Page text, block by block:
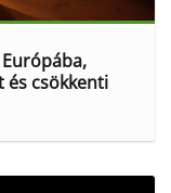
és csökkenti